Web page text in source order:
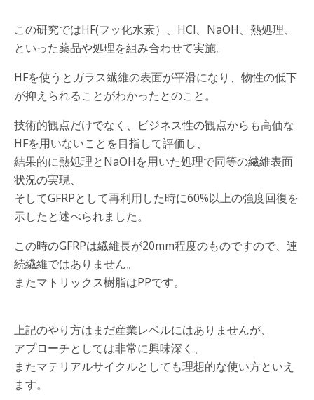
この研究ではHF(フッ化水素）、HCl、NaOH、熱処理、
といった薬品や処理を組み合わせて実施。
HFを使うとガラス繊維の表面が平滑になり、物性の低下
が抑えられることがわかったとのこと。
技術的観点だけでなく、ビジネス性の観点からも高価な
HFを用いないことを目指して評価し、
結果的に熱処理とNaOHを用いた処理で同等の繊維表面
状況の実現、
そしてGFRPとして再利用した時に60%以上の強度回復を
示したと述べられました。
この時のGFRPは繊維長が20mm程度のものですので、連
続繊維ではありません。
またマトリックス樹脂はPPです。
上記のやり方はまだ産業レベルにはありませんが、
アプローチとしては非常に興味深く、
またマテリアルサイクルとしても理想的な使い方といえ
ます。